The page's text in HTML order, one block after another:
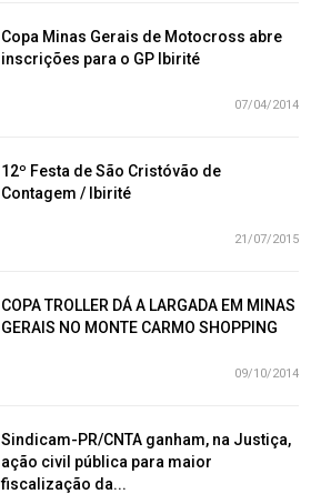
Copa Minas Gerais de Motocross abre
inscrições para o GP Ibirité
07/04/2014
12º Festa de São Cristóvão de
Contagem / Ibirité
21/07/2015
COPA TROLLER DÁ A LARGADA EM MINAS
GERAIS NO MONTE CARMO SHOPPING
09/10/2014
Sindicam-PR/CNTA ganham, na Justiça,
ação civil pública para maior
fiscalização da...